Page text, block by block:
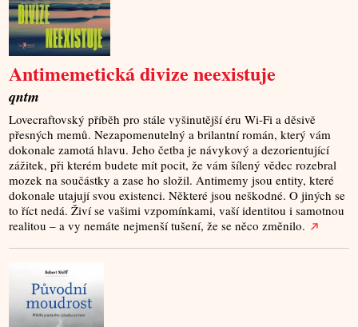
Antimemetická divize neexistuje
qntm
Lovecraftovský příběh pro stále vyšinutější éru Wi-Fi a děsivě
přesných memů. Nezapomenutelný a brilantní román, který vám
dokonale zamotá hlavu. Jeho četba je návykový a dezorientující
zážitek, při kterém budete mít pocit, že vám šílený vědec rozebral
mozek na součástky a zase ho složil. Antimemy jsou entity, které
dokonale utajují svou existenci. Některé jsou neškodné. O jiných se
to říct nedá. Živí se vašimi vzpomínkami, vaší identitou i samotnou
realitou – a vy nemáte nejmenší tušení, že se něco změnilo.